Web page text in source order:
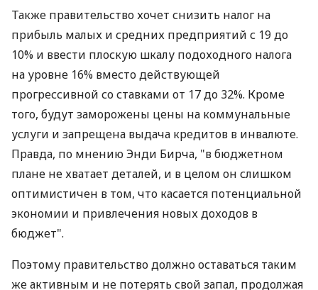
Также правительство хочет снизить налог на
прибыль малых и средних предприятий с 19 до
10% и ввести плоскую шкалу подоходного налога
на уровне 16% вместо действующей
прогрессивной со ставками от 17 до 32%. Кроме
того, будут заморожены цены на коммунальные
услуги и запрещена выдача кредитов в инвалюте.
Правда, по мнению Энди Бирча, "в бюджетном
плане не хватает деталей, и в целом он слишком
оптимистичен в том, что касается потенциальной
экономии и привлечения новых доходов в
бюджет".
Поэтому правительство должно оставаться таким
же активным и не потерять свой запал, продолжая